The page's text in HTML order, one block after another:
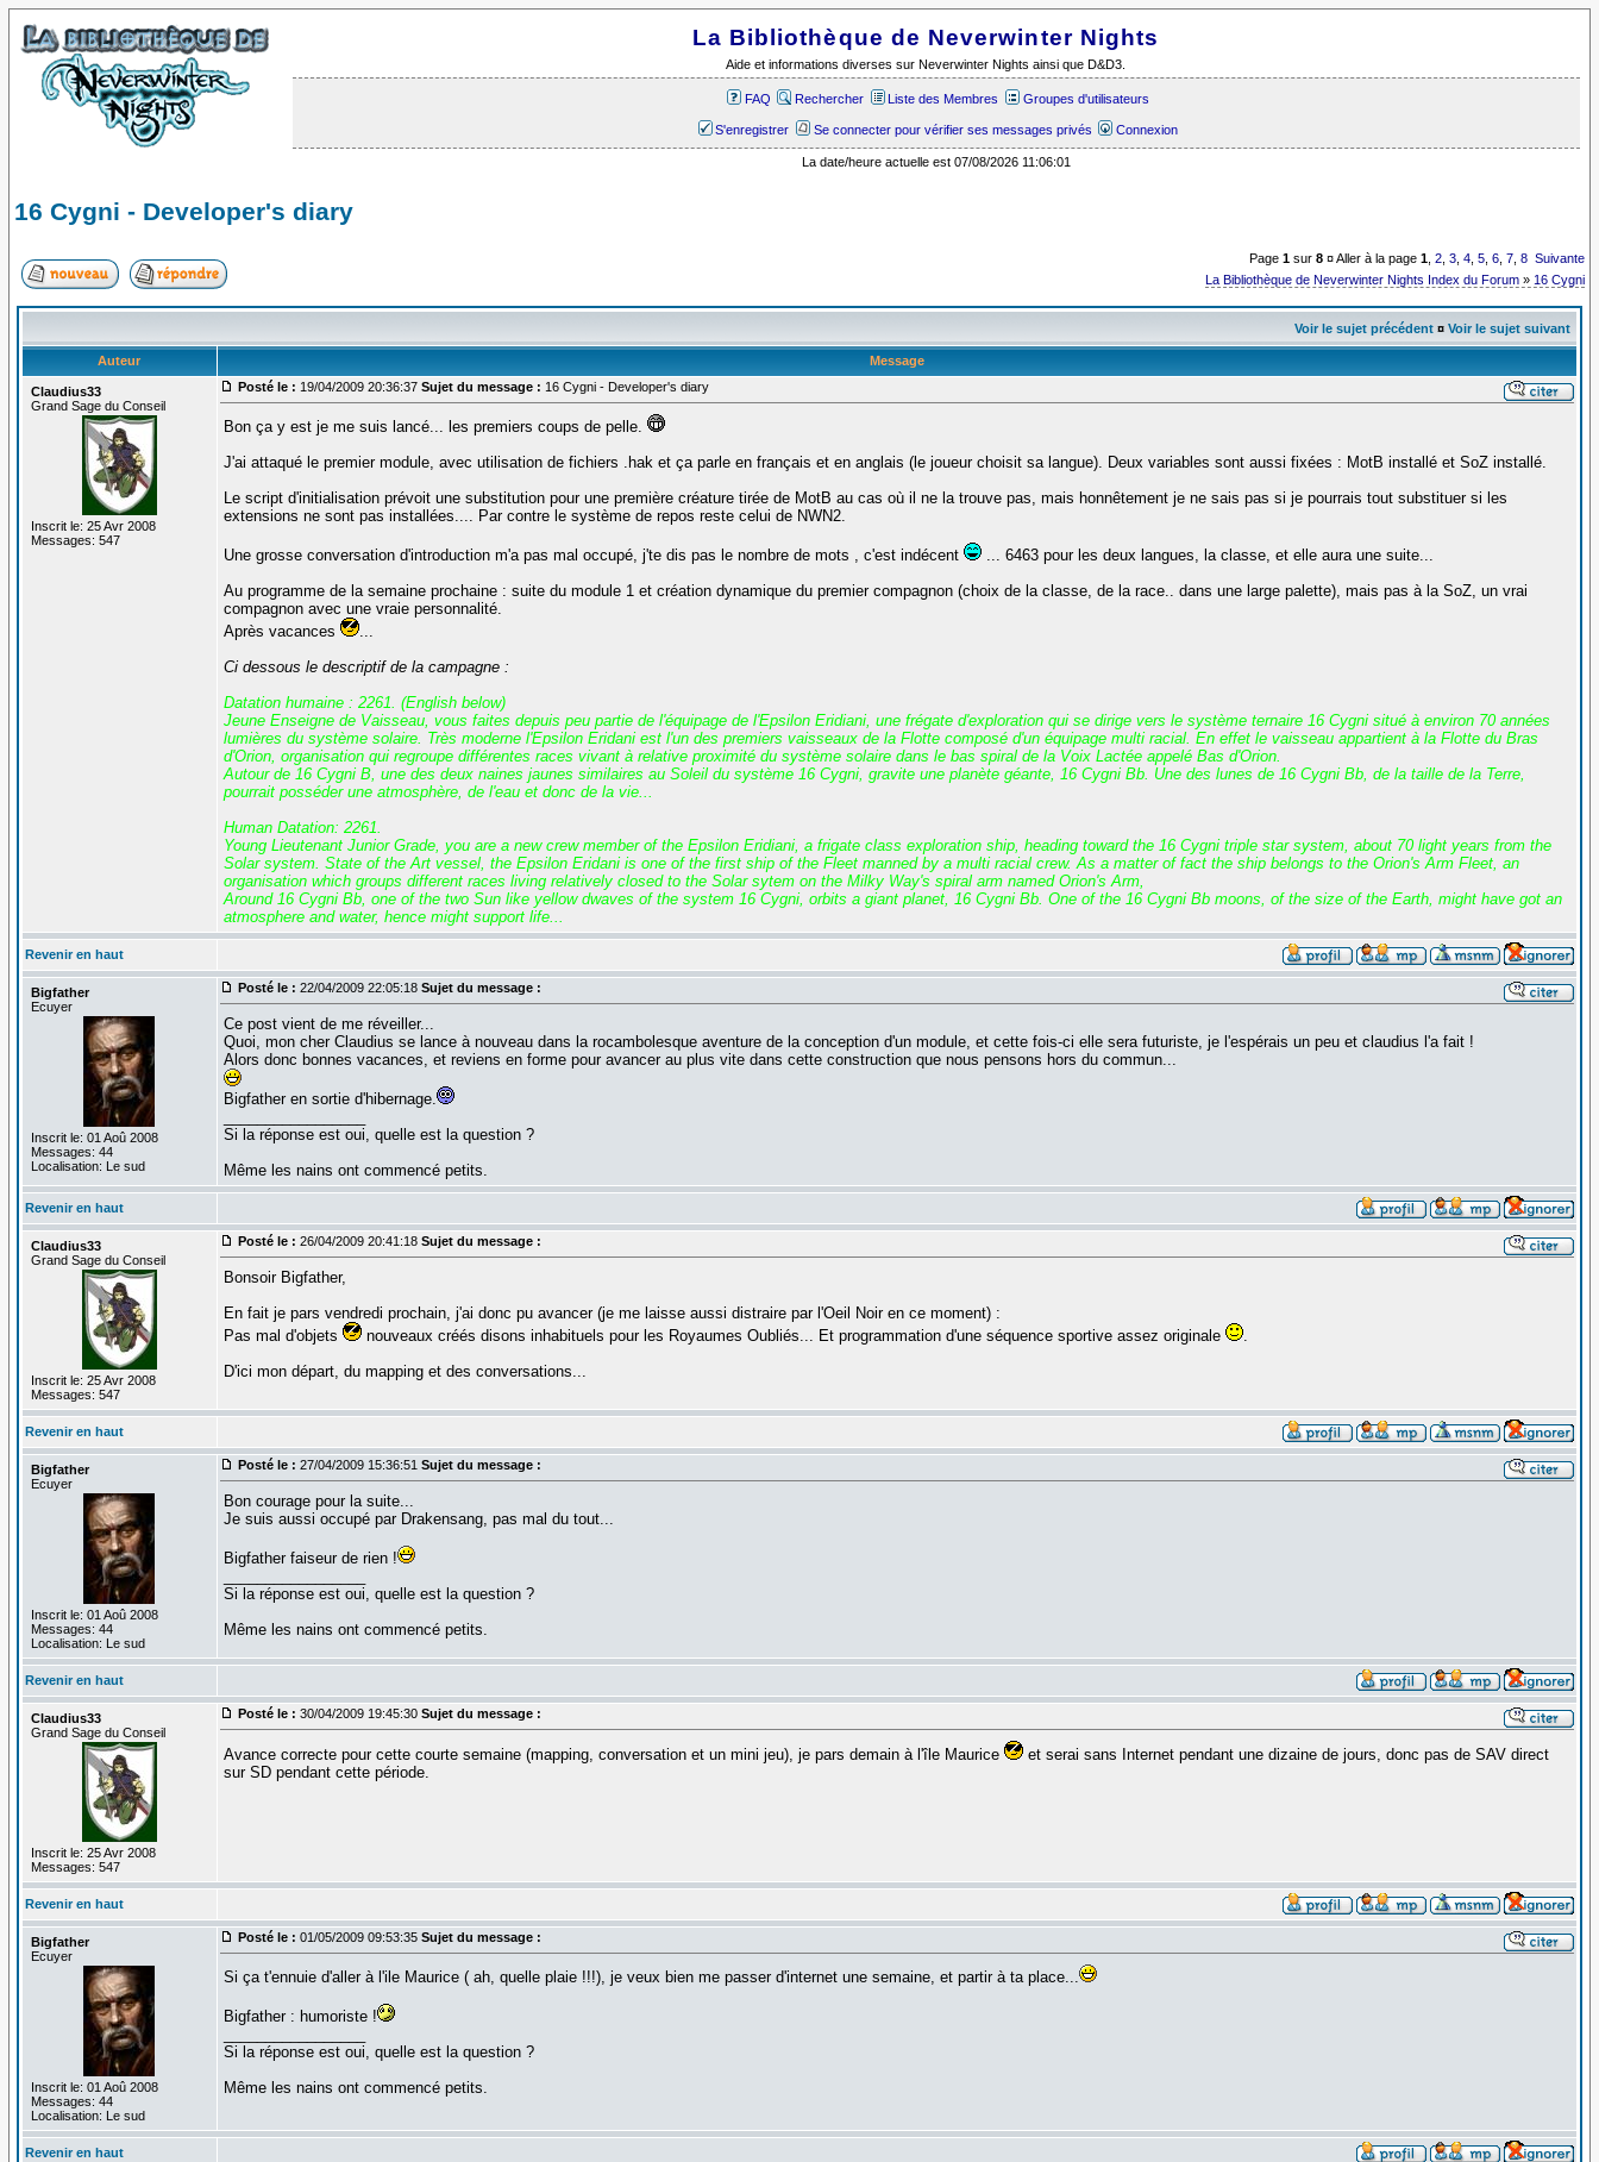
La Bibliothèque de Neverwinter Nights
Aide et informations diverses sur Neverwinter Nights ainsi que D&D3.
FAQ Rechercher Liste des Membres Groupes d'utilisateurs
S'enregistrer Se connecter pour vérifier ses messages privés Connexion
La date/heure actuelle est 07/08/2026 11:06:01
16 Cygni - Developer's diary
Page1 sur8 ¤ Aller à la page1 ,2 ,3 ,4 ,5 ,6 ,7 ,8 Suivante
La Bibliothèque de Neverwinter Nights Index du Forum » 16 Cygni
Voir le sujet précédent¤ Voir le sujet suivant
Auteur Message
Claudius33
Grand Sage du Conseil
Inscrit le: 25 Avr 2008
Messages: 547
Posté le : 19/04/2009 20:36:37 Sujet du message : 16 Cygni - Developer's diary
Bon ça y est je me suis lancé... les premiers coups de pelle.
J'ai attaqué le premier module, avec utilisation de fichiers .hak et ça parle en français et en anglais (le joueur choisit sa langue). Deux variables sont aussi fixées : MotB installé et SoZ installé.
Le script d'initialisation prévoit une substitution pour une première créature tirée de MotB au cas où il ne la trouve pas, mais honnêtement je ne sais pas si je pourrais tout substituer si les
extensions ne sont pas installées.... Par contre le système de repos reste celui de NWN2.
Une grosse conversation d'introduction m'a pas mal occupé, j'te dis pas le nombre de mots , c'est indécent
... 6463 pour les deux langues, la classe, et elle aura une suite...
Au programme de la semaine prochaine : suite du module 1 et création dynamique du premier compagnon (choix de la classe, de la race.. dans une large palette), mais pas à la SoZ, un vrai
compagnon avec une vraie personnalité.
Après vacances
...
Ci dessous le descriptif de la campagne :
Datation humaine : 2261. (English below)
Jeune Enseigne de Vaisseau, vous faites depuis peu partie de l'équipage de l'Epsilon Eridiani, une frégate d'exploration qui se dirige vers le système ternaire 16 Cygni situé à environ 70 années
lumières du système solaire. Très moderne l'Epsilon Eridani est l'un des premiers vaisseaux de la Flotte composé d'un équipage multi racial. En effet le vaisseau appartient à la Flotte du Bras
d'Orion, organisation qui regroupe différentes races vivant à relative proximité du système solaire dans le bas spiral de la Voix Lactée appelé Bas d'Orion.
Autour de 16 Cygni B, une des deux naines jaunes similaires au Soleil du système 16 Cygni, gravite une planète géante, 16 Cygni Bb. Une des lunes de 16 Cygni Bb, de la taille de la Terre,
pourrait posséder une atmosphère, de l'eau et donc de la vie...
Human Datation: 2261.
Young Lieutenant Junior Grade, you are a new crew member of the Epsilon Eridiani, a frigate class exploration ship, heading toward the 16 Cygni triple star system, about 70 light years from the
Solar system. State of the Art vessel, the Epsilon Eridani is one of the first ship of the Fleet manned by a multi racial crew. As a matter of fact the ship belongs to the Orion's Arm Fleet, an
organisation which groups different races living relatively closed to the Solar sytem on the Milky Way's spiral arm named Orion's Arm,
Around 16 Cygni Bb, one of the two Sun like yellow dwaves of the system 16 Cygni, orbits a giant planet, 16 Cygni Bb. One of the 16 Cygni Bb moons, of the size of the Earth, might have got an
atmosphere and water, hence might support life...
Revenir en haut
Bigfather
Ecuyer
Inscrit le: 01 Aoû 2008
Messages: 44
Localisation: Le sud
Posté le : 22/04/2009 22:05:18 Sujet du message :
Ce post vient de me réveiller...
Quoi, mon cher Claudius se lance à nouveau dans la rocambolesque aventure de la conception d'un module, et cette fois-ci elle sera futuriste, je l'espérais un peu et claudius l'a fait !
Alors donc bonnes vacances, et reviens en forme pour avancer au plus vite dans cette construction que nous pensons hors du commun...
Bigfather en sortie d'hibernage.
Si la réponse est oui, quelle est la question ?
Même les nains ont commencé petits.
Revenir en haut
Claudius33
Grand Sage du Conseil
Inscrit le: 25 Avr 2008
Messages: 547
Posté le : 26/04/2009 20:41:18 Sujet du message :
Bonsoir Bigfather,
En fait je pars vendredi prochain, j'ai donc pu avancer (je me laisse aussi distraire par l'Oeil Noir en ce moment) :
Pas mal d'objets
nouveaux créés disons inhabituels pour les Royaumes Oubliés... Et programmation d'une séquence sportive assez originale
.
D'ici mon départ, du mapping et des conversations...
Revenir en haut
Bigfather
Ecuyer
Inscrit le: 01 Aoû 2008
Messages: 44
Localisation: Le sud
Posté le : 27/04/2009 15:36:51 Sujet du message :
Bon courage pour la suite...
Je suis aussi occupé par Drakensang, pas mal du tout...
Bigfather faiseur de rien !
Si la réponse est oui, quelle est la question ?
Même les nains ont commencé petits.
Revenir en haut
Claudius33
Grand Sage du Conseil
Inscrit le: 25 Avr 2008
Messages: 547
Posté le : 30/04/2009 19:45:30 Sujet du message :
Avance correcte pour cette courte semaine (mapping, conversation et un mini jeu), je pars demain à l'île Maurice
et serai sans Internet pendant une dizaine de jours, donc pas de SAV direct
sur SD pendant cette période.
Revenir en haut
Bigfather
Ecuyer
Inscrit le: 01 Aoû 2008
Messages: 44
Localisation: Le sud
Posté le : 01/05/2009 09:53:35 Sujet du message :
Si ça t'ennuie d'aller à l'ile Maurice ( ah, quelle plaie !!!), je veux bien me passer d'internet une semaine, et partir à ta place...
Bigfather : humoriste !
Si la réponse est oui, quelle est la question ?
Même les nains ont commencé petits.
Revenir en haut